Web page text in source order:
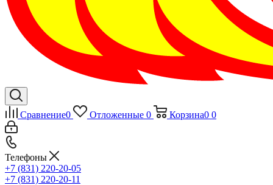
Сравнение0 Отложенные 0 Корзина0 0
Телефоны
+7 (831) 220-20-05
+7 (831) 220-20-11